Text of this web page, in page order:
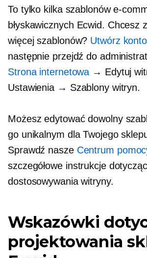
To tylko kilka szablonów e-
błyskawicznych Ecwid. Chcesz
więcej szablonów? Utwórz
następnie przejdź do
Strona internetowa → Edytuj
Ustawienia → Szablony witryn.
Możesz edytować dowolny
go unikalnym dla Twojego
Sprawdź nasze Centrum
szczegółowe instrukcje
dostosowywania witryny.
Wskazówki
projektowania